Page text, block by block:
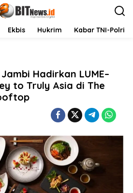
Ekbis Hukrim Kabar TNI-Polri
Hadirkan LUME–
to Truly Asia di The